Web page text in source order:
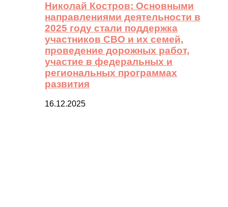
Николай Костров: Основными
направлениями деятельности в
2025 году стали поддержка
участников СВО и их семей,
проведение дорожных работ,
участие в федеральных и
региональных программах
развития
16.12.2025